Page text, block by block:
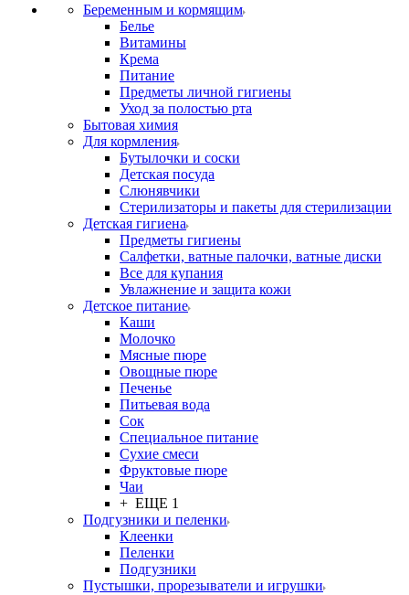
Беременным и кормящим
Белье
Витамины
Крема
Питание
Предметы личной гигиены
Уход за полостью рта
Бытовая химия
Для кормления
Бутылочки и соски
Детская посуда
Слюнявчики
Стерилизаторы и пакеты для стерилизации
Детская гигиена
Предметы гигиены
Салфетки, ватные палочки, ватные диски
Все для купания
Увлажнение и защита кожи
Детское питание
Каши
Молочко
Мясные пюре
Овощные пюре
Печенье
Питьевая вода
Сок
Специальное питание
Сухие смеси
Фруктовые пюре
Чаи
+ ЕЩЕ 1
Подгузники и пеленки
Клеенки
Пеленки
Подгузники
Пустышки, прорезыватели и игрушки